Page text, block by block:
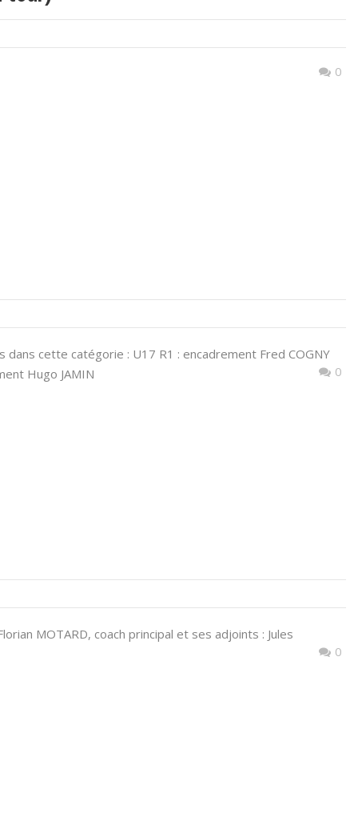
0
cette catégorie : U17 R1 : encadrement Fred COGNY
Hugo JAMIN
0
MOTARD, coach principal et ses adjoints : Jules
0